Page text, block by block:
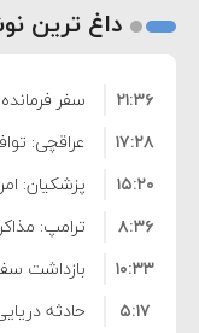
داغ ترین
سفر
۲۱:۳۶
عراقچی:
۱۱ درصدی ایران از خزر
۱۷:۲۸
پزشکیان:
است
۱۵:۲۰
ترامپ:
۸:۳۶
بازداشت
فساد و
۱۰:۳۳
حادثه
۵:۱۷